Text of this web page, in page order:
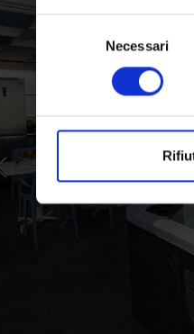
Selezione
Necessari